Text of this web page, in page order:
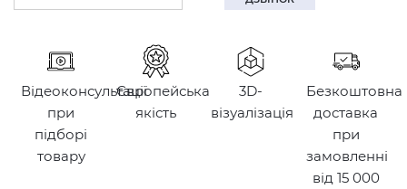
Відеоконсультації
при
підборі
товару
Європейська
якість
3D-
візуалізація
Безкоштовна
доставка
при
замовленні
від 15 000